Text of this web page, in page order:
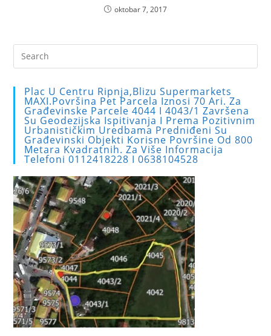
oktobar 7, 2017
Plac U Centru Ripnja,blizu Supermarkets
MAXI.Površina Pet Parcela Iznosi 70 Ari. Za
Građevinske Parcele 4044 I 4043/1 Završena
Su Geodezijska Ispitivanja I Prema Pozitivnim
Urbanističkim Uredbama Predniđeni Su
Građevinski Objekti Korisne Površine Od 800
Metara Kvadratnih. Za Više Informacija
Telefoni 0112418228 I 0638104528